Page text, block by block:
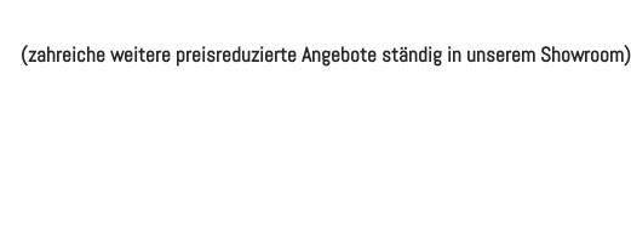
(zahreiche weitere preisreduzierte Angebote ständig in unserem Showroom)